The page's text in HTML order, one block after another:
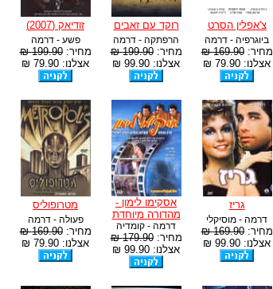
צ'אפלין הסרט
ביוגרפיה - דרמה
מחיר:169.90 ₪
אצלנו: 79.90 ₪
רוקד עם זאבים
הרפתקה - דרמה
מחיר:199.90 ₪
אצלנו: 99.90 ₪
זודיאק (2007)
פשע - דרמה
מחיר:199.90 ₪
אצלנו: 79.90 ₪
גריז
דרמה - מוסיקלי
מחיר:169.90 ₪
אצלנו: 99.90 ₪
אסקימו לימון -
מהדורה מיוחדת
דרמה - קומדיה
מחיר:179.90 ₪
אצלנו: 99.90 ₪
מטרופוליס
פעולה - דרמה
מחיר:169.90 ₪
אצלנו: 79.90 ₪